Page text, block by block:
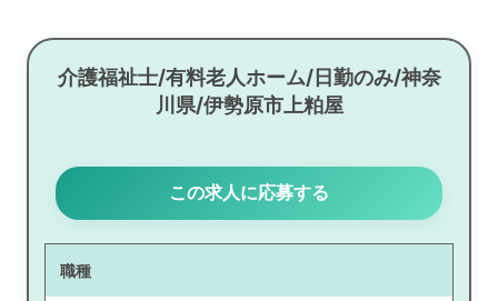
介護福祉士/有料老人ホーム/日勤のみ/神奈
川県/伊勢原市上粕屋
この求人に応募する
職種